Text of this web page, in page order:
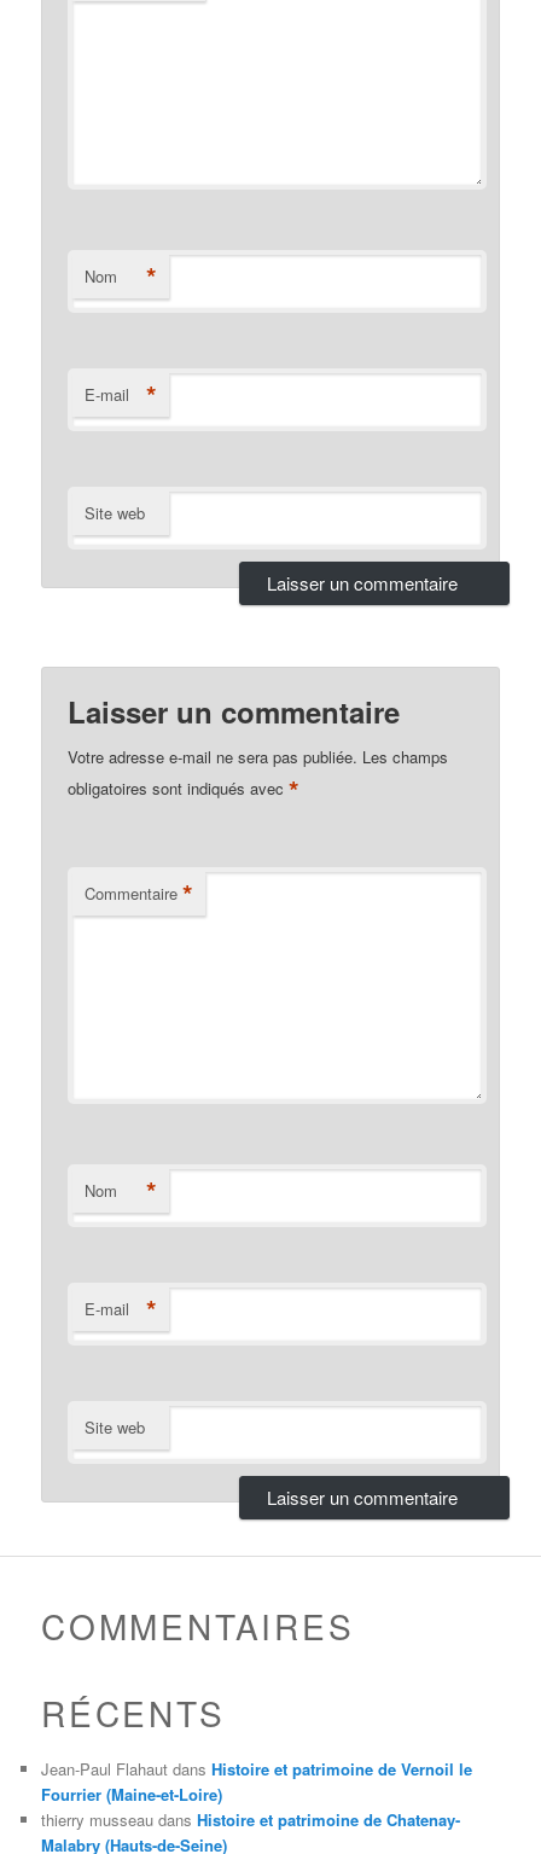
Nom *
E-mail *
Site web
Laisser un commentaire
Votre adresse e-mail ne sera pas publiée. Les champs
obligatoires sont indiqués avec*
Commentaire *
Nom *
E-mail *
Site web
COMMENTAIRES
RÉCENTS
Jean-Paul Flahaut dansHistoire et patrimoine de Vernoil le
Fourrier (Maine-et-Loire)
thierry musseau dansHistoire et patrimoine de Chatenay-
Malabry (Hauts-de-Seine)